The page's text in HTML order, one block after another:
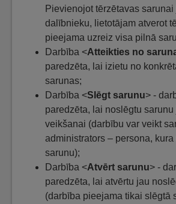
Pievienojot tērzētavas sarunai
dalībnieku, lietotājam atverot
pieejama uzreiz visa pilnā
Darbība <Atteikties no
paredzēta, lai izietu no
sarunas;
Darbība <Slēgt sarunu> -
paredzēta, lai noslēgtu
veikšanai (darbību var veikt
administrators – persona, kura
sarunu);
Darbība <Atvērt sarunu> -
paredzēta, lai atvērtu jau
(darbība pieejama tikai slēgtā